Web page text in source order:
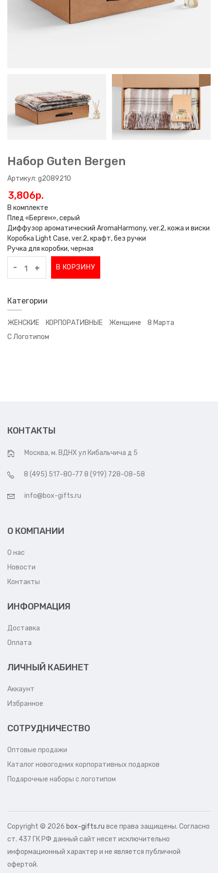
Набор Guten Bergen
Артикул: g2089210
3,806p.
В комплекте
Плед «Берген», серый
Диффузор ароматический AromaHarmony, ver.2, кожа и виски
Коробка Light Case, ver.2, крафт, без ручки
Ручка для коробки, черная
- + В КОРЗИНУ
Категории
ЖЕНСКИЕ КОРПОРАТИВНЫЕ Женщине
8 Марта
С Логотипом
КОНТАКТЫ
Москва, м. ВДНХ ул Кибальчича д 5
8 (495) 517-80-77 8 (919) 728-08-58
info@box-gifts.ru
О КОМПАНИИ
О нас
Новости
Контакты
ИНФОРМАЦИЯ
Доставка
Оплата
ЛИЧНЫЙ КАБИНЕТ
Аккаунт
Избранное
СОТРУДНИЧЕСТВО
Оптовые продажи
Каталог новогодних корпоративных подарков
Подарочные наборы с логотипом
Copyright © 2026 box-gifts.ru все права защищены. Согласно
ст. 437 ГК РФ данный сайт несет исключительно
информационный характер и не является публичной
офертой.